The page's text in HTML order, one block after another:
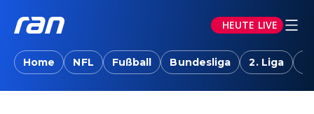
HEUTE LIVE
Home NFL Fußball Bundesliga 2. Liga